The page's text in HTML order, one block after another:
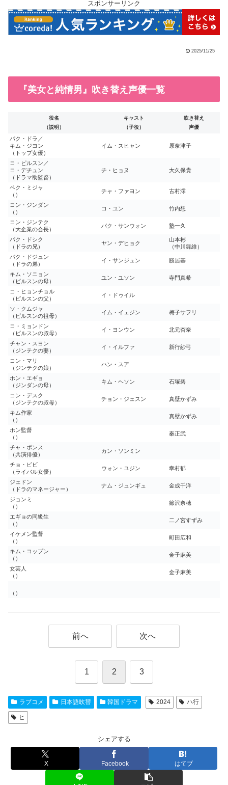
スポンサーリンク
2025/11/25
『美女と純情男』吹き替え声優一覧
役名
（説明）
キャスト
（子役）
吹き替え
声優
パク・ドラ／
キム・ジヨン
（トップ女優）
イム・スヒャン 原奈津子
コ・ピルスン／
コ・デチュン
（ドラマ助監督）
チ・ヒョヌ 大久保貴
ペク・ミジャ
（）
チャ・ファヨン 古村澪
コン・ジンダン
（）
コ・ユン 竹内想
コン・ジンテク
（大企業の会長）
パク・サンウォン 塾一久
パク・ドシク
（ドラの兄）
ヤン・デヒョク
山本彬
（中川舞維）
パク・ドジュン
（ドラの弟）
イ・サンジュン 勝居基
キム・ソニョン
（ピルスンの母）
ユン・ユソン 寺門真希
コ・ヒョンチョル
（ピルスンの父）
イ・ドゥイル
ソ・クムジャ
（ピルスンの祖母）
イム・イェジン 梅子サヲリ
コ・ミョンドン
（ピルスンの叔母）
イ・ヨンウン 北元杏奈
チャン・スヨン
（ジンテクの妻）
イ・イルファ 新行紗弓
コン・マリ
（ジンテクの娘）
ハン・スア
ホン・エギョ
（ジンダンの母）
キム・ヘソン 石塚碧
コン・デスク
（ジンテクの叔母）
チョン・ジェスン 真壁かずみ
キム作家
（）
真壁かずみ
ホン監督
（）
秦正武
チャ・ボンス
（共演俳優）
カン・ソンミン
チョ・ビビ
（ライバル女優）
ウォン・ユジン 幸村郁
ジェドン
（ドラのマネージャー）
ナム・ジュンギュ 金成千洋
ジョンミ
（）
篠沢奈穂
エギョの同級生
（）
二ノ宮すずみ
イケメン監督
（）
町田広和
キム・コップン
（）
金子麻美
女芸人
（）
金子麻美
（）
前へ 次へ
1 2 3
ラブコメ 日本語吹替 韓国ドラマ 2024 ハ行
ヒ
シェアする
X Facebook はてブ